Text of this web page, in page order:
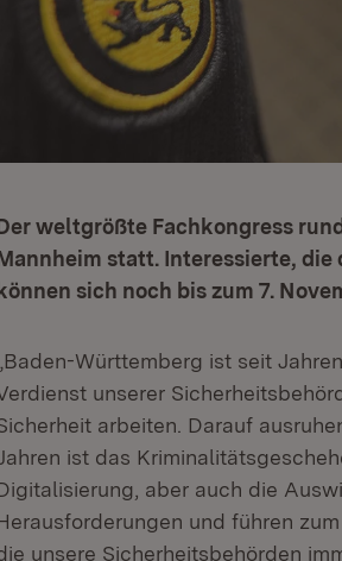
weltgrößte Fachkongress
statt. Interessierte,
können sich noch bis zum 7.
„Baden-Württemberg ist seit
unserer
arbeiten. Darauf
ist das
aber auch die
und führen
unsere Sicherheitsbehörden